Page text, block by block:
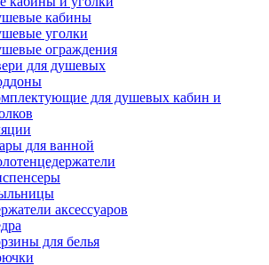
кабины
уголки
ограждения
для душевых
для душевых кабин и
для ванной
аксессуаров
для белья